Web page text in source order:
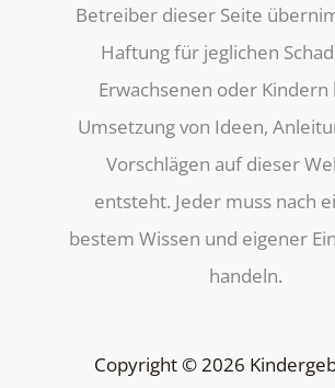
Betreiber dieser Seite
Haftung für jeglichen
Erwachsenen oder Kindern
Umsetzung von Ideen,
Vorschlägen auf dieser
entsteht. Jeder muss nach
bestem Wissen und eigener
handeln.
Copyright © 2026